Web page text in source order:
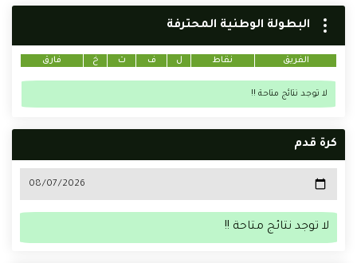
البطولة الوطنية المحترفة
الفريق نقاط ل ف ت خ فارق
لا توجد نتائج متاحة !!
كرة قدم
لا توجد نتائج متاحة !!